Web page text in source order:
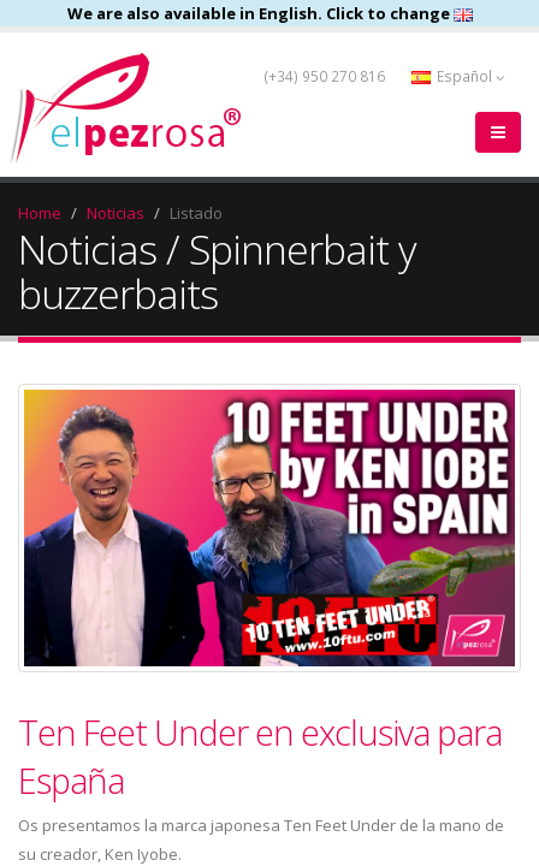
We are also available in English. Click to change
(+34) 950 270 816 Español
Home Noticias Listado
Noticias / Spinnerbait y
buzzerbaits
Ten Feet Under en exclusiva para
España
Os presentamos la marca japonesa Ten Feet Under de la mano de
su creador, Ken Iyobe.